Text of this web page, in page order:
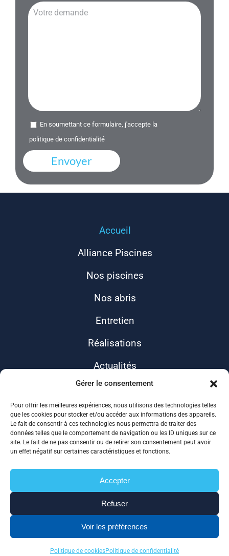
Gérer le consentement
Pour offrir les meilleures expériences, nous utilisons des technologies telles
que les cookies pour stocker et/ou accéder aux informations des appareils.
Le fait de consentir à ces technologies nous permettra de traiter des
données telles que le comportement de navigation ou les ID uniques sur ce
site. Le fait de ne pas consentir ou de retirer son consentement peut avoir
un effet négatif sur certaines caractéristiques et fonctions.
Accepter
Refuser
Voir les préférences
Politique de cookiesPolitique de confidentialité
En soumettant ce formulaire, j'accepte la
politique de confidentialité
Accueil
Alliance Piscines
Nos piscines
Nos abris
Entretien
Réalisations
Actualités
Contact
ALLIANCE 17
Politique de confidentialité
Plan de site